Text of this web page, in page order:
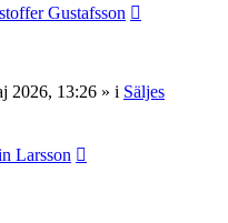
Gustafsson
2026, 13:26 » i Säljes
Larsson